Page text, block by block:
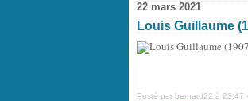
22 mars 2021
Louis Guillaume
Posté par bernard22 à 23:47 -